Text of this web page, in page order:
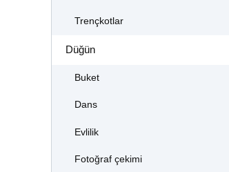
Trençkotlar
Düğün
Buket
Dans
Evlilik
Fotoğraf çekimi